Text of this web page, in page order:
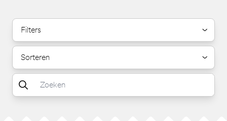
Filters
Sorteren